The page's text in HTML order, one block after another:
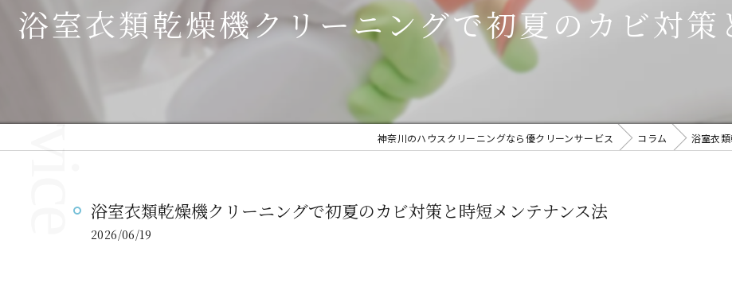
浴室衣類乾燥機クリーニングで初夏のカビ対
神奈川のハウスクリーニングなら優クリーンサービス コラム 浴室衣
浴室衣類乾燥機クリーニングで初夏のカビ対策と時短メンテナンス法
2026/06/19